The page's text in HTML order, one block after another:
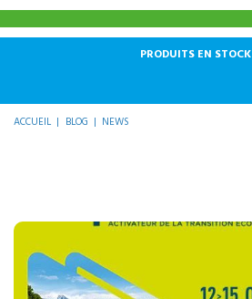
PRODUITS EN STOCK
ACCUEIL BLOG NEWS